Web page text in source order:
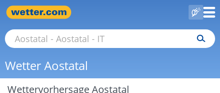
Wetter Aostatal
Wettervorhersage Aostatal